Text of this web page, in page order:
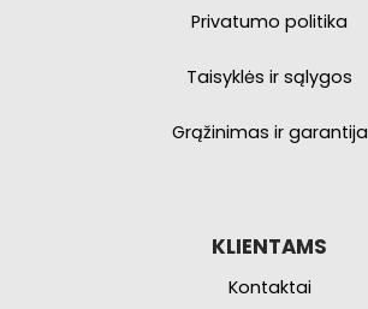
Privatumo politika
Taisyklės ir sąlygos
Grąžinimas ir garantija
KLIENTAMS
Kontaktai